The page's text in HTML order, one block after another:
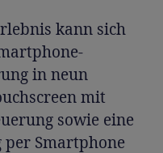
kann sich
in neun
mit
sowie eine
per Smartphone